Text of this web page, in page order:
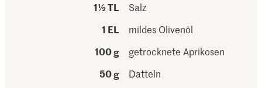
1½ TL
Salz
1 EL
mildes Olivenöl
100 g
getrocknete Aprikosen
50 g
Datteln